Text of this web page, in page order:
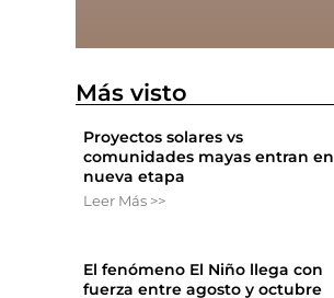
Más visto
Proyectos solares vs
comunidades mayas entran en
nueva etapa
Leer Más >>
El fenómeno El Niño llega con
fuerza entre agosto y octubre